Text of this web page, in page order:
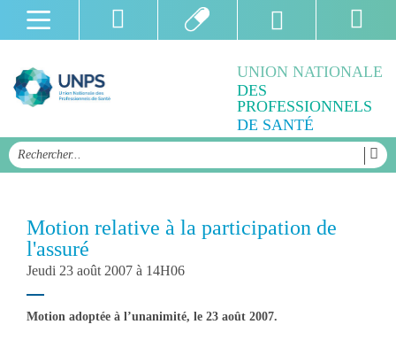
UNION NATIONALE
DES
PROFESSIONNELS
DE SANTÉ
Motion relative à la participation de
l'assuré
Jeudi 23 août 2007 à 14H06
Motion adoptée à l’unanimité, le 23 août 2007.